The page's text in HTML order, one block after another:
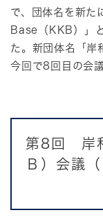
で、団体名を新た
Base（KKB）」
た。新団体名「岸
今回で8回目の会
第8回 岸
Ｂ）会議